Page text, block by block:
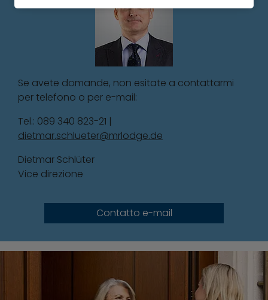
Se avete domande, non esitate a contattarmi
per telefono o per e-mail:
Tel.: 089 340 823-21 |
dietmar.schlueter@mrlodge.de
Dietmar Schlüter
Vice direzione
Contatto e-mail